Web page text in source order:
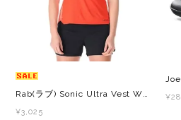
Rab(ラブ) Sonic Ultra Vest Wmns レディース ノースリーブシャツ
¥3,025